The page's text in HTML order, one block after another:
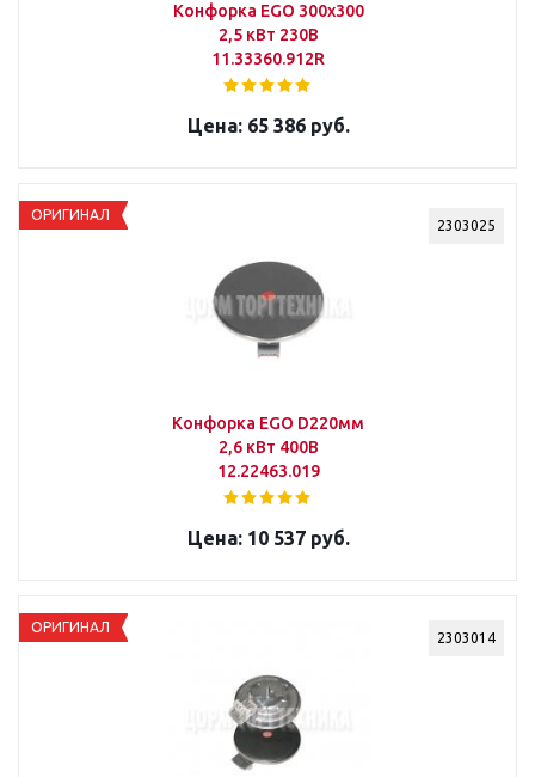
Конфорка EGO 300х300
2,5 кВт 230В
11.33360.912R
65 386 руб.
2303025
ОРИГИНАЛ
Конфорка EGO D220мм
2,6 кВт 400В
12.22463.019
10 537 руб.
2303014
ОРИГИНАЛ